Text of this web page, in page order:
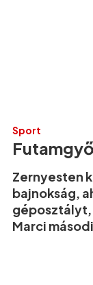
Sport
Zernyesten
bajnokság,
géposztályt,
Marci